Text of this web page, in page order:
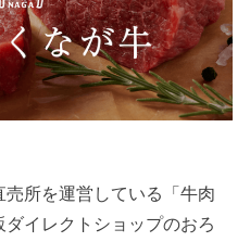
所を運営している「牛肉
イレクトショップのおろ